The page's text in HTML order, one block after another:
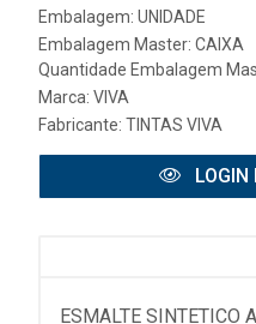
Embalagem: UNIDADE
Embalagem Master: CAIXA
Quantidade Embalagem
Marca: VIVA
Fabricante: TINTAS VIVA
LOGIN
ESMALTE SINTETICO